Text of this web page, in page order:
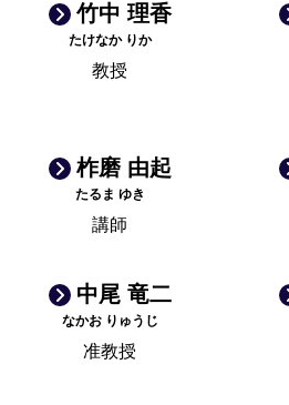
竹中 理香
たけなか りか
教授
柞磨 由起
たるま ゆき
講師
中尾 竜二
なかお りゅうじ
准教授